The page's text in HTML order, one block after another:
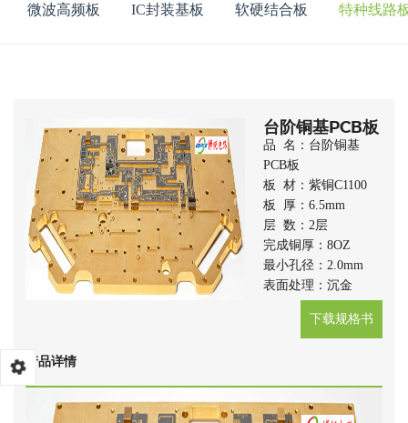
微波高频板 IC封装基板 软硬结合板 特种线路
台阶铜基PCB板
品 名：台阶铜基
PCB板
板 材：紫铜C1100
板 厚：6.5mm
层 数：2层
完成铜厚：8OZ
最小孔径：2.0mm
表面处理：沉金
下载规格书
产品详情